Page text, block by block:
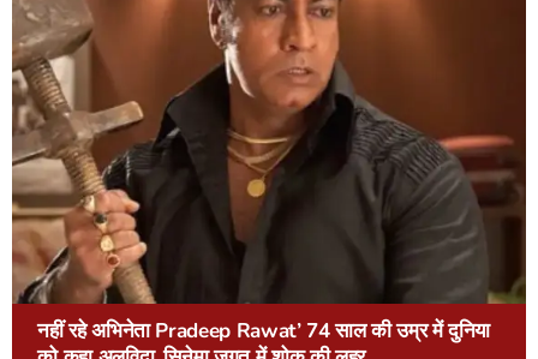
नहीं रहे अभिनेता Pradeep Rawat’ 74 साल की उम्र में दुनिया